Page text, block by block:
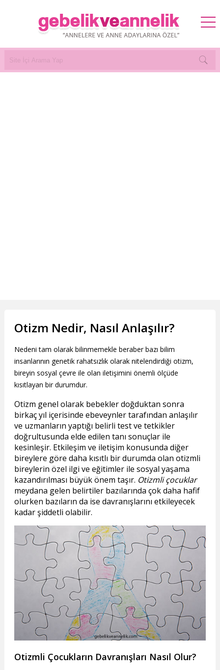
Otizm Nedir, Nasıl Anlaşılır?
Nedeni tam olarak bilinmemekle beraber bazı bilim
insanlarının genetik rahatsızlık olarak nitelendirdiği otizm,
bireyin sosyal çevre ile olan iletişimini önemli ölçüde
kısıtlayan bir durumdur.
Otizm genel olarak bebekler doğduktan sonra
birkaç yıl içerisinde ebeveynler tarafından anlaşılır
ve uzmanların yaptığı belirli test ve tetkikler
doğrultusunda elde edilen tanı sonuçlar ile
kesinleşir. Etkileşim ve iletişim konusunda diğer
bireylere göre daha kısıtlı bir durumda olan otizmli
bireylerin özel ilgi ve eğitimler ile sosyal yaşama
kazandırılması büyük önem taşır. Otizmli çocuklar
meydana gelen belirtiler bazılarında çok daha hafif
olurken bazıların da ise davranışlarını etkileyecek
kadar şiddetli olabilir.
Otizmli Çocukların Davranışları Nasıl Olur?